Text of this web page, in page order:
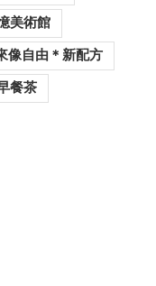
美術館
像自由＊新配方
餐茶